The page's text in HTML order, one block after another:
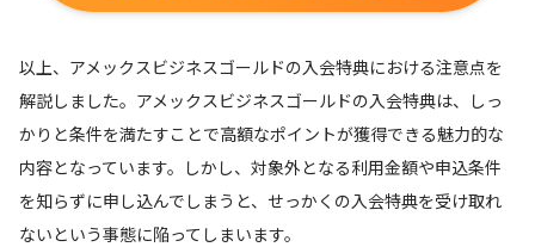
以上、アメックスビジネスゴールドの入会特典における注意点を
解説しました。アメックスビジネスゴールドの入会特典は、しっ
かりと条件を満たすことで高額なポイントが獲得できる魅力的な
内容となっています。しかし、対象外となる利用金額や申込条件
を知らずに申し込んでしまうと、せっかくの入会特典を受け取れ
ないという事態に陥ってしまいます。